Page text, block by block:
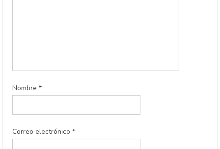
Nombre *
Correo electrónico *